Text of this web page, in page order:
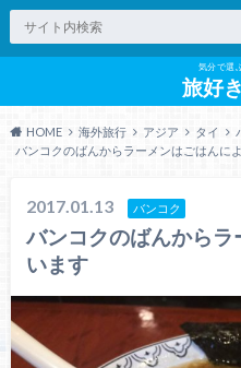
気分で選
旅好
HOME 海外旅行 アジア タイ
バンコクのばんからラーメンはごはんに
2017.01.13 バンコク
バンコクのばんから
います